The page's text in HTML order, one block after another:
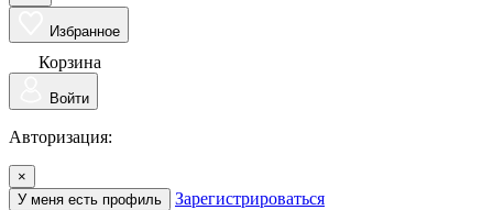
Избранное
Корзина
Войти
Авторизация:
×
У меня есть профиль
Зарегистрироваться